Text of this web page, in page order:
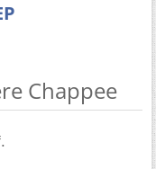
Chappee